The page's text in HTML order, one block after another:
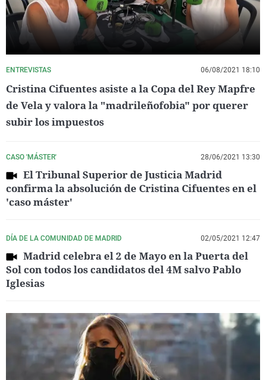
ENTREVISTAS 06/08/2021 18:10
Cristina Cifuentes asiste a la Copa del Rey Mapfre
de Vela y valora la "madrileñofobia" por querer
subir los impuestos
CASO 'MÁSTER' 28/06/2021 13:30
El Tribunal Superior de Justicia Madrid
confirma la absolución de Cristina Cifuentes en el
'caso máster'
DÍA DE LA COMUNIDAD DE MADRID 02/05/2021 12:47
Madrid celebra el 2 de Mayo en la Puerta del
Sol con todos los candidatos del 4M salvo Pablo
Iglesias